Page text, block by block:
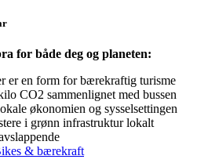
for både deg og planeten:
er en form for bærekraftig turisme
CO2 sammenlignet med bussen
økonomien og sysselsettingen
i grønn infrastruktur lokalt
& bærekraft